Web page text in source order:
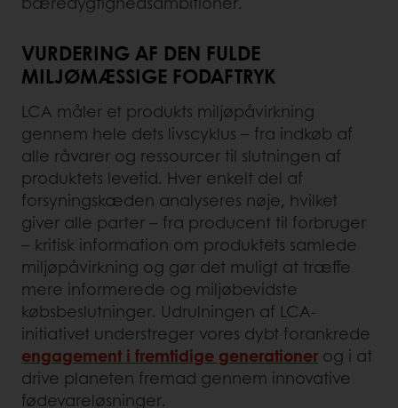
VURDERING AF DEN FULDE
MILJØMÆSSIGE FODAFTRYK
LCA måler et produkts miljøpåvirkning
gennem hele dets livscyklus – fra indkøb af
alle råvarer og ressourcer til slutningen af
produktets levetid. Hver enkelt del af
forsyningskæden analyseres nøje, hvilket
giver alle parter – fra producent til forbruger
– kritisk information om produktets samlede
miljøpåvirkning og gør det muligt at træffe
mere informerede og miljøbevidste
købsbeslutninger. Udrulningen af LCA-
initiativet understreger vores dybt forankrede
engagement i fremtidige generationer og i at
drive planeten fremad gennem innovative
fødevareløsninger.